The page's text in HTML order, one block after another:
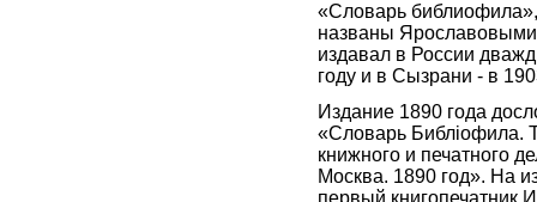
«Словарь библиофила»,
названы
издавал в России
году и в Сызрани - в
Издание 1890 года
«Словарь Библiофила.
книжного и печатного
Москва. 1890 год». На
первый книгопечатник